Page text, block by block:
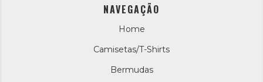
NAVEGAÇÃO
Home
Camisetas/T-Shirts
Bermudas